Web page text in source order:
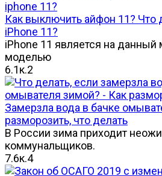
Как выключить айфон 11? Что
iPhone 11?
iPhone 11 является на
моделью
6.1к.2
Замерзла вода в бачке
разморозить, что делать
В России зима приходит
коммунальщиков.
7.6к.4